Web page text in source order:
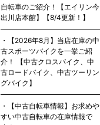
自転車のご紹介！【エイリン今
出川店本館】【8/4更新！】
【2026年8月】当店在庫の中
古スポーツバイクを一挙ご紹
介！ 【中古クロスバイク、中
古ロードバイク、中古ツーリン
グバイク】
【中古自転車情報】お求めや
すい中古自転車の在庫情報で